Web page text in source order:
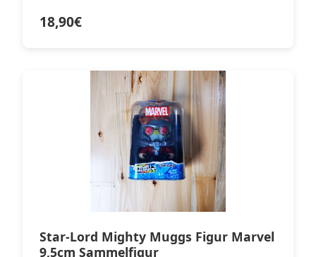
18,90€
Star-Lord Mighty Muggs Figur Marvel
9,5cm Sammelfigur